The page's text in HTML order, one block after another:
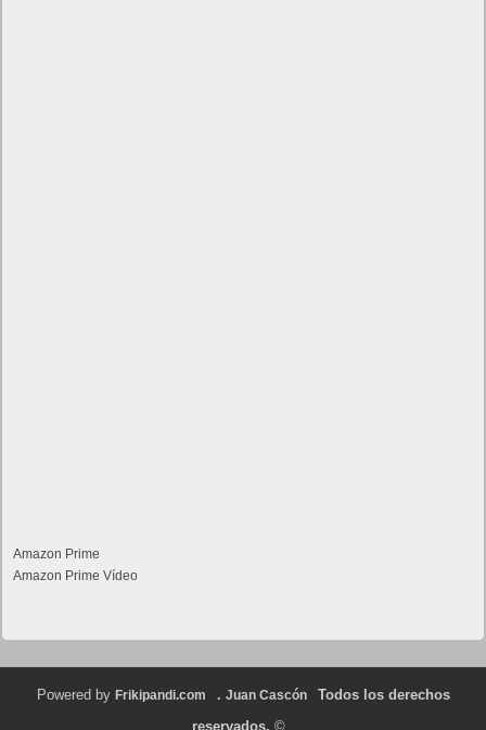
Amazon Prime
Amazon Prime Vídeo
Powered by Frikipandi.com . Juan Cascón
Todos los derechos
reservados. ©